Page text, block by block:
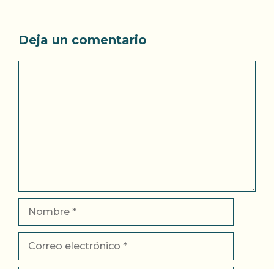
Deja un comentario
electrónico